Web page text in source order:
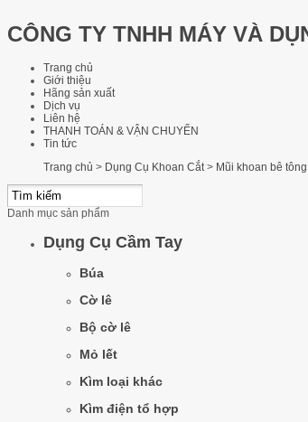
CÔNG TY TNHH MÁY VÀ
Trang chủ
Giới thiệu
Hãng sản xuất
Dịch vụ
Liên hệ
THANH TOÁN & VẬN CHUYỂN
Tin tức
Trang chủ > Dụng Cụ Khoan Cắt > Mũi khoan bê tông
Danh mục sản phẩm
Dụng Cụ Cầm Tay
Búa
Cờ lê
Bộ cờ lê
Mỏ lết
Kìm loại khác
Kìm điện tổ hợp